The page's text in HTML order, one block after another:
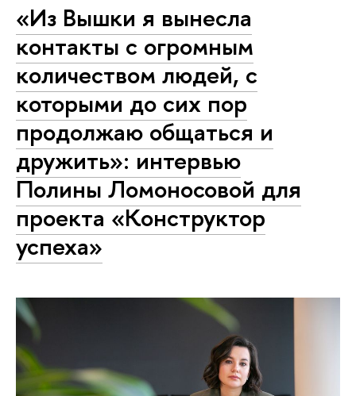
«Из Вышки я вынесла
контакты с огромным
количеством людей, с
которыми до сих пор
продолжаю общаться и
дружить»: интервью
Полины Ломоносовой для
проекта «Конструктор
успеха»